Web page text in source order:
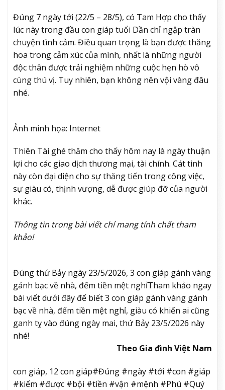
Đúng 7 ngày tới (22/5 – 28/5), có Tam Hợp cho thấy
lúc này trong đầu con giáp tuổi Dần chỉ ngập tràn
chuyện tình cảm. Điều quan trọng là bạn được thăng
hoa trong cảm xúc của mình, nhất là những người
độc thân được trải nghiệm những cuộc hẹn hò vô
cùng thú vị. Tuy nhiên, bạn không nên vội vàng đâu
nhé.
Ảnh minh họa: Internet
Thiên Tài ghé thăm cho thấy hôm nay là ngày thuận
lợi cho các giao dịch thương mại, tài chính. Cát tinh
này còn đại diện cho sự thăng tiến trong công việc,
sự giàu có, thịnh vượng, dễ được giúp đỡ của người
khác.
Thông tin trong bài viết chỉ mang tính chất tham
khảo!
Đúng thứ Bảy ngày 23/5/2026, 3 con giáp gánh vàng
gánh bạc về nhà, đếm tiền mệt nghỉTham khảo ngay
bài viết dưới đây để biết 3 con giáp gánh vàng gánh
bạc về nhà, đếm tiền mệt nghỉ, giàu có khiến ai cũng
ganh tỵ vào đúng ngày mai, thứ Bảy 23/5/2026 này
nhé!
Theo Gia đình Việt Nam
con giáp, 12 con giáp#Đúng #ngày #tới #con #giáp
#kiếm #được #bội #tiền #vận #mệnh #Phú #Quý